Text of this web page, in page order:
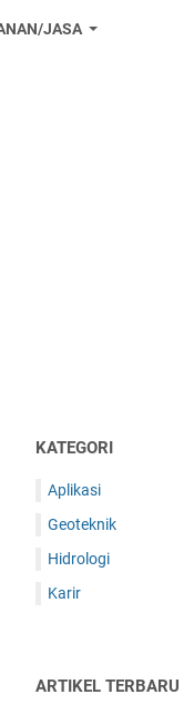
JASA
KATEGORI
Aplikasi
Geoteknik
Hidrologi
Karir
ARTIKEL TERBARU